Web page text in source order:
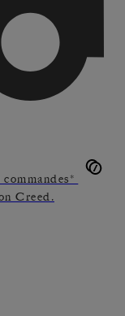
Creed.